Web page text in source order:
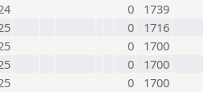
0
1739
0
1716
0
1700
0
1700
0
1700